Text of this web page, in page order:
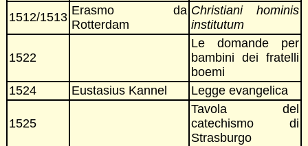
1512/1513 Erasmo da
Rotterdam
Christiani hominis
institutum
1522
Le domande per
bambini dei fratelli
boemi
1524
Eustasius Kannel Legge evangelica
1525
Tavola del
catechismo di
Strasburgo